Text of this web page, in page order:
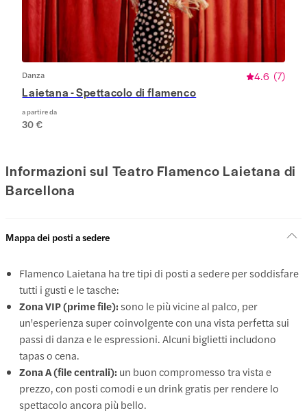
Danza 4.6 (7)
Laietana - Spettacolo di flamenco
a partire da
30 €
Informazioni sul Teatro Flamenco Laietana di
Barcellona
Mappa dei posti a sedere
Flamenco Laietana ha tre tipi di posti a sedere per soddisfare
tutti i gusti e le tasche:
Zona VIP (prime file):sono le più vicine al palco, per
un'esperienza super coinvolgente con una vista perfetta sui
passi di danza e le espressioni. Alcuni biglietti includono
tapas o cena.
Zona A (file centrali): un buon compromesso tra vista e
prezzo, con posti comodi e un drink gratis per rendere lo
spettacolo ancora più bello.